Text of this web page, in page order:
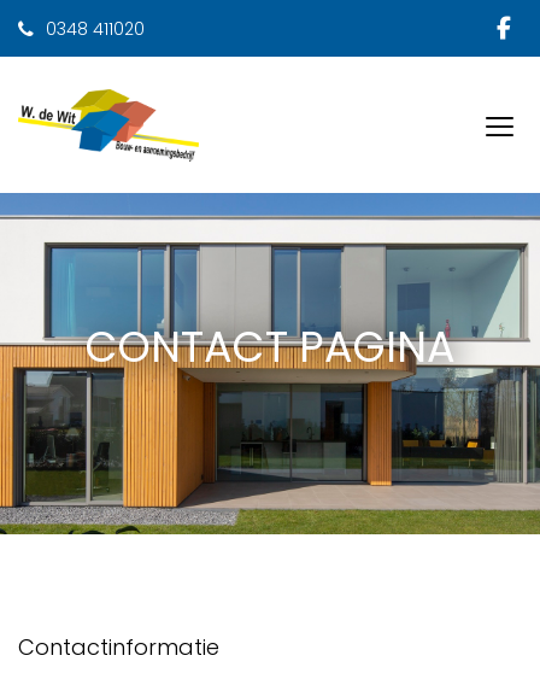
0348 411020
CONTACT PAGINA
Contactinformatie